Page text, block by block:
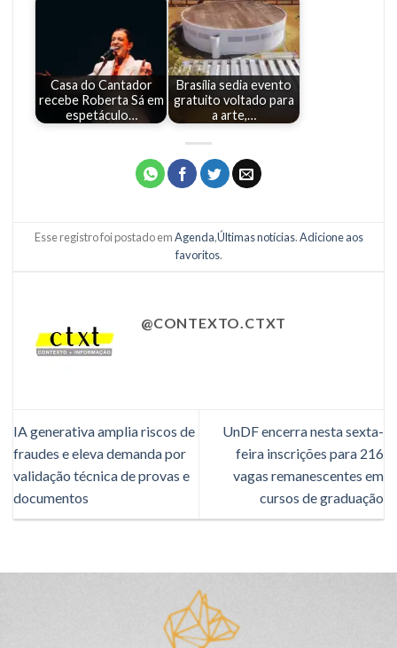
Casa do Cantador
recebe Roberta Sá em
espetáculo…
Brasília sedia evento
gratuito voltado para
a arte,…
Esse registro foi postado emAgenda,Últimas notícias.Adicione aos
favoritos.
@CONTEXTO.CTXT
IA generativa amplia riscos de
fraudes e eleva demanda por
validação técnica de provas e
documentos
UnDF encerra nesta sexta-
feira inscrições para 216
vagas remanescentes em
cursos de graduação